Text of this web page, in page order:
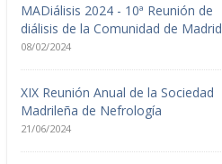
MADiálisis 2024 - 10ª Reunión de
diálisis de la Comunidad de Madrid
08/02/2024
XIX Reunión Anual de la Sociedad
Madrileña de Nefrología
21/06/2024